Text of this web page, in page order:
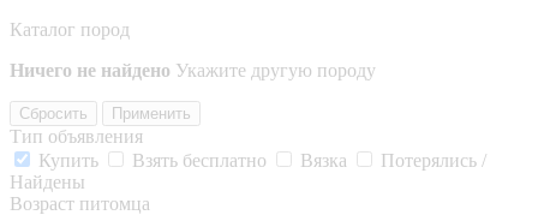
Каталог пород
Ничего не найдено Укажите другую породу
Сбросить Применить
Тип объявления
Купить
Взять бесплатно Вязка
Потерялись /
Найдены
Возраст питомца